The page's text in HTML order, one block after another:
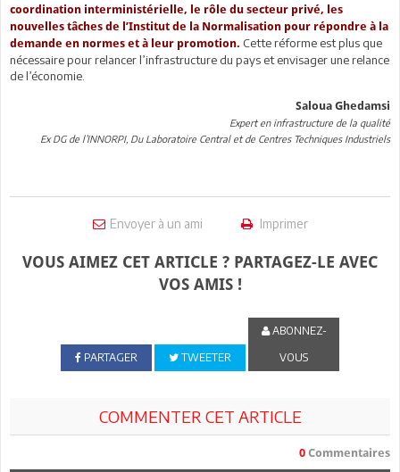
coordination interministérielle, le rôle du secteur privé, les
nouvelles tâches de l’Institut de la Normalisation pour répondre à la
demande en normes et à leur promotion. Cette réforme est plus que
nécessaire pour relancer l’infrastructure du pays et envisager une relance
de l’économie.
Saloua Ghedamsi
Expert en infrastructure de la qualité
Ex DG de l’INNORPI, Du Laboratoire Central et de Centres Techniques Industriels
Envoyer à un ami Imprimer
VOUS AIMEZ CET ARTICLE ? PARTAGEZ-LE AVEC
VOS AMIS !
PARTAGER TWEETER
ABONNEZ-
VOUS
COMMENTER CET ARTICLE
0 Commentaires